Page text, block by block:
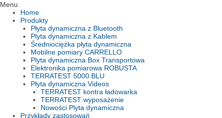
Menu
Home
Produkty
Płyta dynamiczna z Bluetooth
Plyta dynamiczna z Kablem
Średniociężka płyta dynamiczna
Mobilne pomiary CARRELLO
Plyta dynamiczna Box Transportowa
Elektronika pomiarowa ROBUSTA
TERRATEST 5000 BLU
Płyta dynamiczna Videos
TERRATEST kontra ładowarka
TERRATEST wyposażenie
Nowości Plyta dynamiczna
Przykłady zastosowań